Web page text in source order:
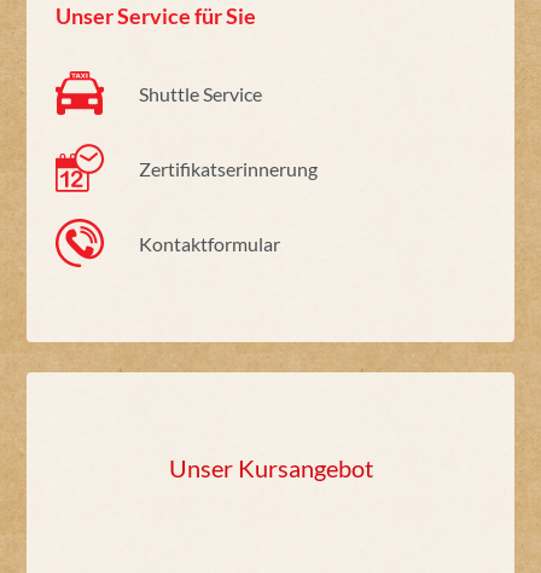
Unser Service für Sie
Shuttle Service
Zertifikatserinnerung
Kontaktformular
Unser Kursangebot